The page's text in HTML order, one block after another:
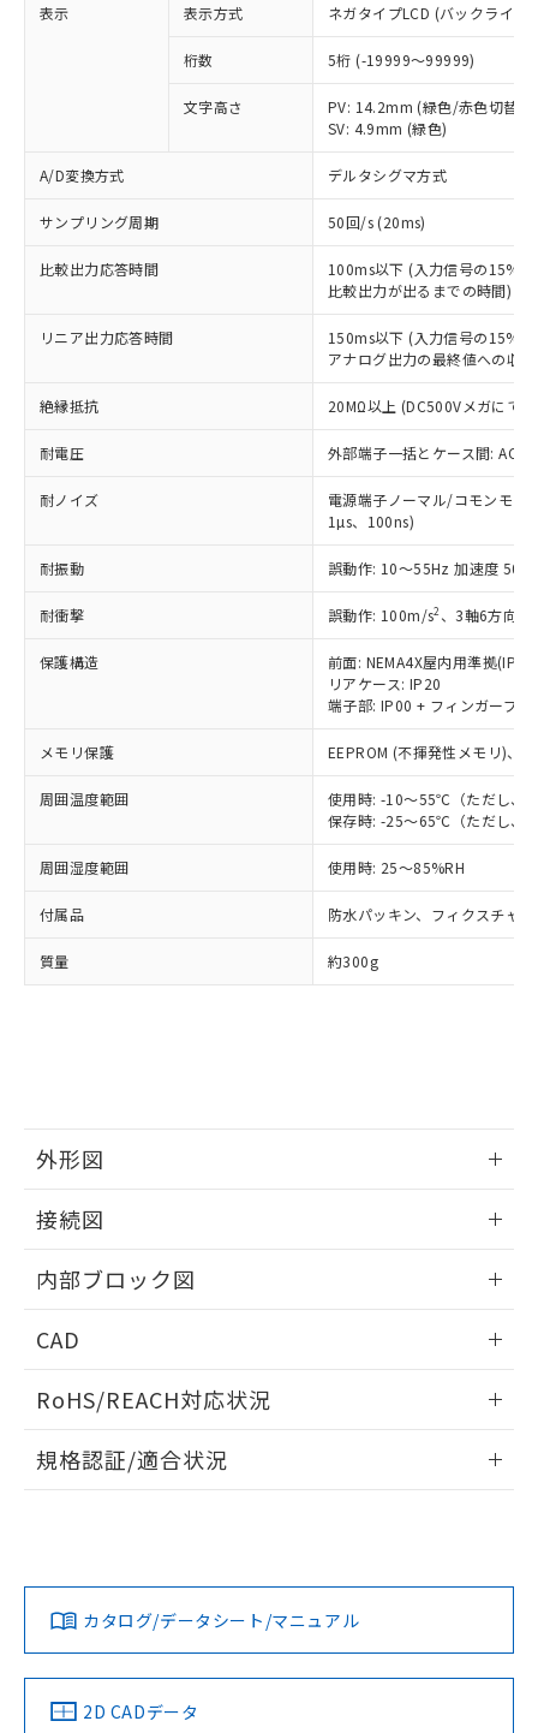
表示 表示方式 ネガタイプLCD (バックライト
桁数 5桁 (-19999～99999)
文字高さ
PV: 14.2mm (緑色/赤色切替)
SV: 4.9mm (緑色)
A/D変換方式 デルタシグマ方式
サンプリング周期 50回/s (20ms)
比較出力応答時間
100ms以下 (入力信号の15%
比較出力が出るまでの時間)
リニア出力応答時間
150ms以下 (入力信号の15%
アナログ出力の最終値への収
絶縁抵抗 20MΩ以上 (DC500Vメガにて)
耐電圧 外部端子一括とケース間:
耐ノイズ
電源端子ノーマル/コモンモ
1µs、100ns)
耐振動 誤動作: 10～55Hz 加速度
耐衝撃 誤動作: 100m/s2 、3軸6方向
保護構造
前面: NEMA4X屋内用準拠
リアケース: IP20
端子部: IP00 + フィンガープ
メモリ保護 EEPROM (不揮発性メモリ)、
周囲温度範囲
使用時: -10～55℃（ただし、
保存時: -25～65℃（ただし、
周囲湿度範囲 使用時: 25～85%RH
付属品 防水パッキン、フィクスチャ
質量 約300g
外形図
接続図
端子配置
内部ブロック図
CAD
ドすることができます。
ログイン/会員登録
ダウンロードデータをご利用いただく前に、以下を必ずお読
みください。
ソフトウェアの使用条件
RoHS/REACH対応状況
K3HB-XVD-L2AC1 AC100-240のRoHS対応状況については、
この製品のRoHS/REACH対応状況ページへ
規格認証/適合状況
LR型式承認
（イギリス
船舶規格）
DNV型式承認
（ノルウェー
BV型式承認
（フランス
KR型式
（韓国
カタログ/データシート/マニュアル
2D CADデータ
以下の条件をお読みいただき、同意のうえ
本サービスは、当社制御機器事業取扱
商品の当社在庫状況および標準価格
(税抜)を提供させていただくもので
当社制御機器事業取扱商品の中には、
本サービスの対象外となる商品もある
ことをご了承ください。
在庫状況および標準価格照会結果は、
記載している更新日時点での社内デー
タに基づき作成されるものであり、閲
覧された時点での実際の在庫および標
準価格とは異なる場合があることをご
正式な納期状況および標準価格はお客
様のお取引先、またはお客様担当のオ
ムロン制御機器販売店・当社販売員に
オムロン制御機器販売店や当社販売拠
販売ネットワーク
」をご確認
在庫状況および標準価格結果を当社の
事前の承諾なく第三者に漏洩または開
示しないようお願いします。
マイパーツ機能（部品リスト作成サー
ビス）をご利用いただくには、I-Web
メンバーズにご登録されている必要が
お客様が当ウェブサイト上で当社にご
登録された部品リストについて、当社
および当社の共同利用者が、当社の製
品・サービスに関するお客様との取
引・商談に必要な範囲で利用すること
※当社の共同利用者とは、"個人情報
の共同利用に関して"
の「1.共同利
非含有に非対応の商品で、対応品を出す予
定はありません。
調査・確認中：EU RoHS指令（10物質）の
非含有の対応状況を調査中または確認中の
商品です。
非該当品：ライセンス料など無形物で、有
害物質有無と関係のない商品です。
仕入先様の事情により、非含有部品として
いたものが、含有品と判明した場合などや
むを得ず変更することがあります。
*EU RoHS指令（10物質）：
鉛(Pb) 1000ppm以下、 水銀(Hg) 1000ppm以下、 カド
六価クロム(Cr(Ⅵ)) 1000ppm以下、ポリ臭化ビフェニル
類(PBB) 1000ppm以下、ポリ臭化ジフェニルエーテル類
ル) (DEHP)(別名：DOP) 1000ppm以下、フタル酸ブチ
ルベンジル（BBP） 1000ppm以下、フタル酸ジブチル
（DBP） 1000ppm以下、フタル酸ジイソブチル
(DIBP) 1000ppm以下
但し、RoHS指令で産業用監視および制御機器に対する
フタル酸エステル類の４物質については閾値を超える意
※2 対応予定月
部品在庫の切り替え状況などにより、予定
月が前後することがあります。
※3 非含有証明書ダウンロード
下記の非含有証明書をダウンロードするこ
EU RoHS指令（10物質）の非含有証明書
51物質の非含有証明書（当社基準）
荷製品に未対応品が混在することから備考
欄に対応日を記載しておりました。
既に当社にて対応品への在庫切替を完了
していることから、特段のことがない限
り、2022年1月12日より割愛しておりま
「○」：最大均質材料含有率が中国RoHSの
基準値以下であることを示します。
「×」：最大均質材料含有率が中国RoHSの
基準値を超えていることを示します。
「－」：未確認です。当社販売部門へお問
*中国RoHS10物質の基準値 (GB/T26572)：
Pb(鉛) :1000ppm、 Hg(水銀) : 1000ppm、 Cd(カドミウ
ム) : 100ppm、
Cr(Ⅵ)(六価クロム) : 1000ppm、 PBBs(ポリ臭化ビフェ
ニル類) : 1000ppm、 PBDEs(ポリ臭化ジフェニルエーテ
DBP(フタル酸ジブチル) : 1000ppm、 DIBP(フタル酸ジ
イソブチル) : 1000ppm、 BBP(フタル酸ブチルベンジ
DEHP(フタル酸ビス(2-エチルヘキシル)) : 1000ppm
「ｅ」：有害物質（10物質）のすべてが基
準値以下であることを示します。
「10」：通常の使用状況下において有害物
質が外部に漏えいし、環境に深刻な影響を
及ぼさない年数を意味します。
「－」：未確認です。当社販売部門へお問
い合わせください。
当社は、これら貴社製品のうち、外国
為替および外国貿易法に定める商品
（以下｢規制貨物等」という）を輸出
または国外への提供する場合は、日本
国政府の輸出許可(または役務取引許
可)を取得するなどの必要な手続きを
当社は規制貨物を破棄する場合は、完
全に破砕するなど、違法に輸出されな
いよう必要な手段を講じます。
当社は貴社製品を、核兵器、ミサイ
ル、化学兵器、生物兵器またはその他
武器並びにこれらの製造装置等に一切
当社は、貴社製品を第三者に販売する
場合は、上記1、2および3の内容を当
該第三者に通知します。また当社は、
販売先および販売に係わる関係者が違
法に輸出するおそれがある場合は、取
り引きをいたしません。
キャンセル
一定数以上の在庫あり
一定数には満たないが在庫あり
在庫なし(最新の在庫状況につ
たはお客様担当のオムロン制御
機器販売店・当社販売員にご確
受注生産機種、また在庫状況の
情報を公開していない機種